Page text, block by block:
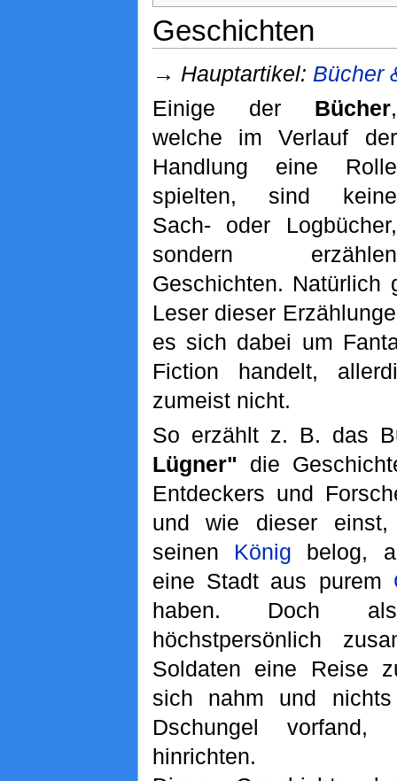
Geschichten
→ Hauptartikel: Bücher
Einige der Bücher,
welche im Verlauf der
Handlung eine Rolle
spielten, sind keine
Sach- oder Logbücher,
sondern erzählen
Geschichten. Natürlich
Leser dieser
es sich dabei um
Fiction handelt,
zumeist nicht.
So erzählt z. B. das
Lügner" die
Entdeckers und
und wie dieser
seinen König belog,
eine Stadt aus purem
haben. Doch
höchstpersönlich
Soldaten eine Reise
sich nahm und
Dschungel
hinrichten.